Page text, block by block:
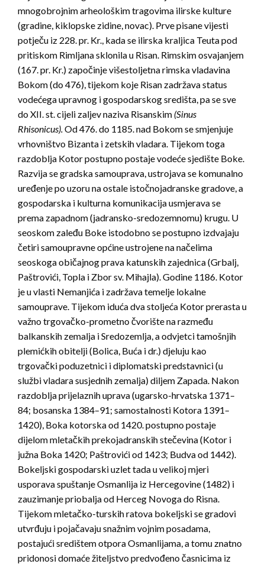
mnogobrojnim arheološkim tragovima ilirske kulture
(gradine, kiklopske zidine, novac). Prve pisane vijesti
potječu iz 228. pr. Kr., kada se ilirska kraljica Teuta pod
pritiskom Rimljana sklonila u Risan. Rimskim osvajanjem
(167. pr. Kr.) započinje višestoljetna rimska vladavina
Bokom (do 476), tijekom koje Risan zadržava status
vodećega upravnog i gospodarskog središta, pa se sve
do XII. st. cijeli zaljev naziva Risanskim (Sinus
Rhisonicus).Od 476. do 1185. nad Bokom se smjenjuje
vrhovništvo Bizanta i zetskih vladara. Tijekom toga
razdoblja Kotor postupno postaje vodeće sjedište Boke.
Razvija se gradska samouprava, ustrojava se komunalno
uređenje po uzoru na ostale istočnojadranske gradove, a
gospodarska i kulturna komunikacija usmjerava se
prema zapadnom (jadransko-sredozemnomu) krugu. U
seoskom zaleđu Boke istodobno se postupno izdvajaju
četiri samoupravne općine ustrojene na načelima
seoskoga običajnog prava katunskih zajednica (Grbalj,
Paštrovići, Topla i Zbor sv. Mihajla). Godine 1186. Kotor
je u vlasti Nemanjića i zadržava temelje lokalne
samouprave. Tijekom iduća dva stoljeća Kotor prerasta u
važno trgovačko-prometno čvorište na razmeđu
balkanskih zemalja i Sredozemlja, a odvjetci tamošnjih
plemićkih obitelji (Bolica, Buća i dr.) djeluju kao
trgovački poduzetnici i diplomatski predstavnici (u
službi vladara susjednih zemalja) diljem Zapada. Nakon
razdoblja prijelaznih uprava (ugarsko-hrvatska 1371–
84; bosanska 1384–91; samostalnosti Kotora 1391–
1420), Boka kotorska od 1420. postupno postaje
dijelom mletačkih prekojadranskih stečevina (Kotor i
južna Boka 1420; Paštrovići od 1423; Budva od 1442).
Bokeljski gospodarski uzlet tada u velikoj mjeri
usporava spuštanje Osmanlija iz Hercegovine (1482) i
zauzimanje priobalja od Herceg Novoga do Risna.
Tijekom mletačko-turskih ratova bokeljski se gradovi
utvrđuju i pojačavaju snažnim vojnim posadama,
postajući središtem otpora Osmanlijama, a tomu znatno
pridonosi domaće žiteljstvo predvođeno časnicima iz